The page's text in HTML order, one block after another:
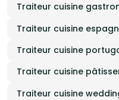
Traiteur cuisine
Traiteur cuisine
Traiteur cuisine
Traiteur cuisine
Traiteur cuisine